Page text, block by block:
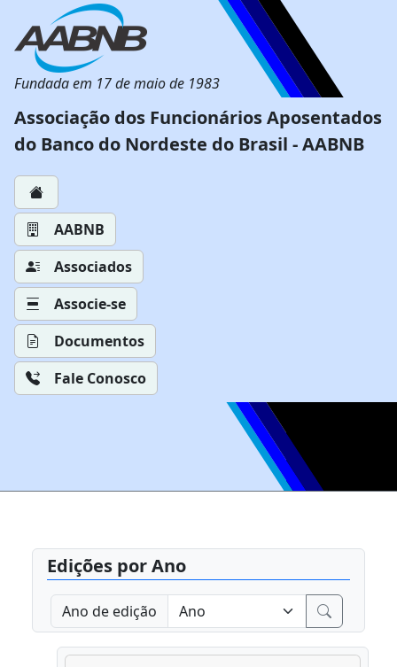
Fundada em 17 de maio de 1983
Associação dos Funcionários Aposentados
do Banco do Nordeste do Brasil - AABNB
AABNB
Associados
Associe-se
Documentos
Fale Conosco
Edições por Ano
Ano de edição